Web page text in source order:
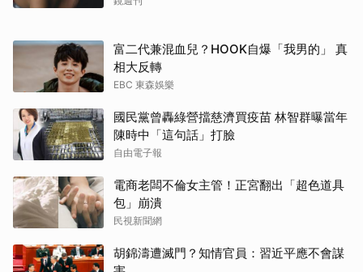
富二代兼混血兒？HOOK自爆「我男的」 真
相大反轉
EBC 東森娛樂
國民黨曾轟綠營擋慈濟買疫苗 林智群曝當年
陳時中「這句話」打臉
自由電子報
電商老闆不倫女主管！正宮翻出「超色道具
包」崩潰
民視新聞網
胡錦濤遭滅門？知情官員：習近平應不會謀